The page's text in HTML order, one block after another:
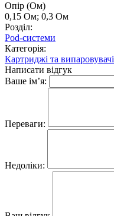
Опір (Ом)
0,15 Ом; 0,3 Ом
Розділ:
Pod-системи
Категорія:
Картриджі та випаровувачі
Написати відгук
Ваше ім’я:
Переваги:
Недоліки: